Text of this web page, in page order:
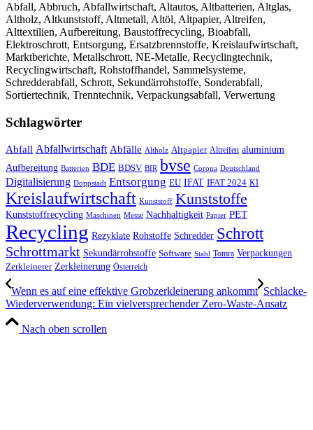
Abfall, Abbruch, Abfallwirtschaft, Altautos, Altbatterien, Altglas,
Altholz, Altkunststoff, Altmetall, Altöl, Altpapier, Altreifen,
Alttextilien, Aufbereitung, Baustoffrecycling, Bioabfall,
Elektroschrott, Entsorgung, Ersatzbrennstoffe, Kreislaufwirtschaft,
Marktberichte, Metallschrott, NE-Metalle, Recyclingtechnik,
Recyclingwirtschaft, Rohstoffhandel, Sammelsysteme,
Schredderabfall, Schrott, Sekundärrohstoffe, Sonderabfall,
Sortiertechnik, Trenntechnik, Verpackungsabfall, Verwertung
Schlagwörter
Abfall Abfallwirtschaft Abfälle Altholz Altpapier Altreifen aluminium
Aufbereitung Batterien BDE BDSV BIR bvse Corona Deutschland
Digitalisierung Doppstadt Entsorgung EU IFAT IFAT 2024 KI
Kreislaufwirtschaft Kunststoff Kunststoffe
Kunststoffrecycling Maschinen Messe Nachhaltigkeit Papier PET
Recycling Rezyklate Rohstoffe Schredder Schrott
Schrottmarkt Sekundärrohstoffe Software Stahl Tomra Verpackungen
Zerkleinerer Zerkleinerung Österreich
Wenn es auf eine effektive Grobzerkleinerung ankommt Schlacke-
Wiederverwendung: Ein vielversprechender Zero-Waste-Ansatz
Nach oben scrollen